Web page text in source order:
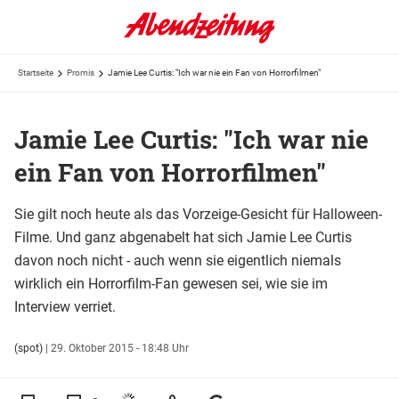
Startseite Promis Jamie Lee Curtis: "Ich war nie ein Fan von Horrorfilmen"
Jamie Lee Curtis: "Ich war nie
ein Fan von Horrorfilmen"
Sie gilt noch heute als das Vorzeige-Gesicht für Halloween-
Filme. Und ganz abgenabelt hat sich Jamie Lee Curtis
davon noch nicht - auch wenn sie eigentlich niemals
wirklich ein Horrorfilm-Fan gewesen sei, wie sie im
Interview verriet.
(spot) | 29. Oktober 2015 - 18:48 Uhr